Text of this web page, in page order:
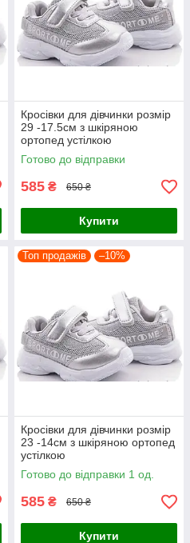
Кросівки для дівчинки розмір
29 -17.5см з шкіряною
ортопед устілкою
Готово до відправки
585 ₴ 650 ₴
Купити
Топ продажів –10%
Кросівки для дівчинки розмір
23 -14см з шкіряною ортопед
устілкою
Готово до відправки 1 од.
585 ₴ 650 ₴
Купити